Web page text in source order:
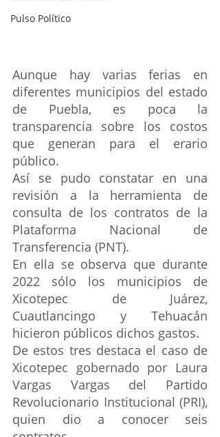
Pulso Político
Aunque hay varias ferias en
diferentes municipios del estado
de Puebla, es poca la
transparencia sobre los costos
que generan para el erario
público.
Así se pudo constatar en una
revisión a la herramienta de
consulta de los contratos de la
Plataforma Nacional de
Transferencia (PNT).
En ella se observa que durante
2022 sólo los municipios de
Xicotepec de Juárez,
Cuautlancingo y Tehuacán
hicieron públicos dichos gastos.
De estos tres destaca el caso de
Xicotepec gobernado por Laura
Vargas Vargas del Partido
Revolucionario Institucional (PRI),
quien dio a conocer seis